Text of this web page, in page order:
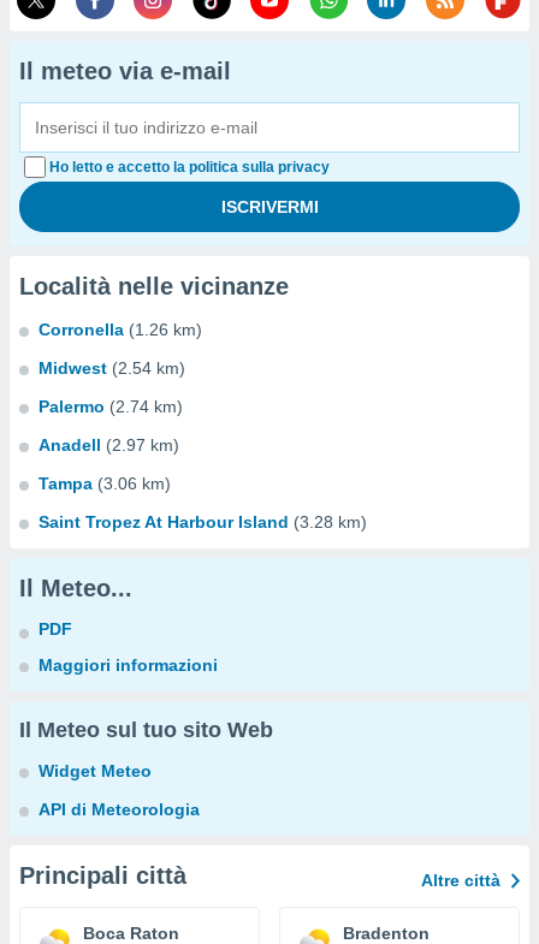
Il meteo via e-mail
Ho letto e accetto la politica sulla privacy
Località nelle vicinanze
Corronella (1.26 km)
Midwest (2.54 km)
Palermo (2.74 km)
Anadell (2.97 km)
Tampa (3.06 km)
Saint Tropez At Harbour Island (3.28 km)
Il Meteo...
PDF
Maggiori informazioni
Il Meteo sul tuo sito Web
Widget Meteo
API di Meteorologia
Principali città Altre città
Boca Raton Bradenton